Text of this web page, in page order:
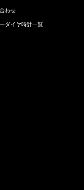
わせ
ダイヤ時計一覧